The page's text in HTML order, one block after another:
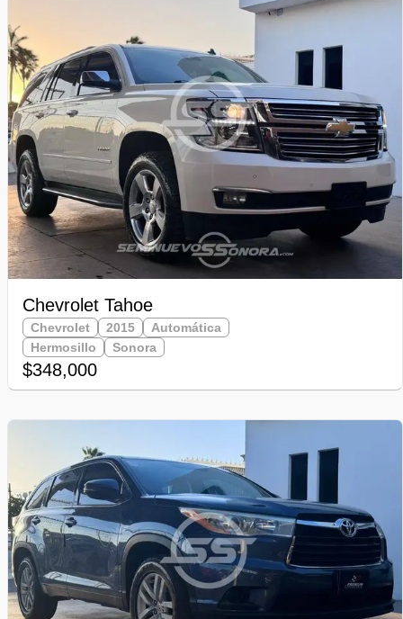
Chevrolet Tahoe
Chevrolet 2015
Automática
Hermosillo
Sonora
$348,000